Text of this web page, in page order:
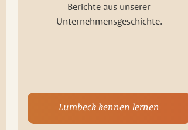
Berichte aus unserer
Unternehmensgeschichte.
Lumbeck kennen lernen